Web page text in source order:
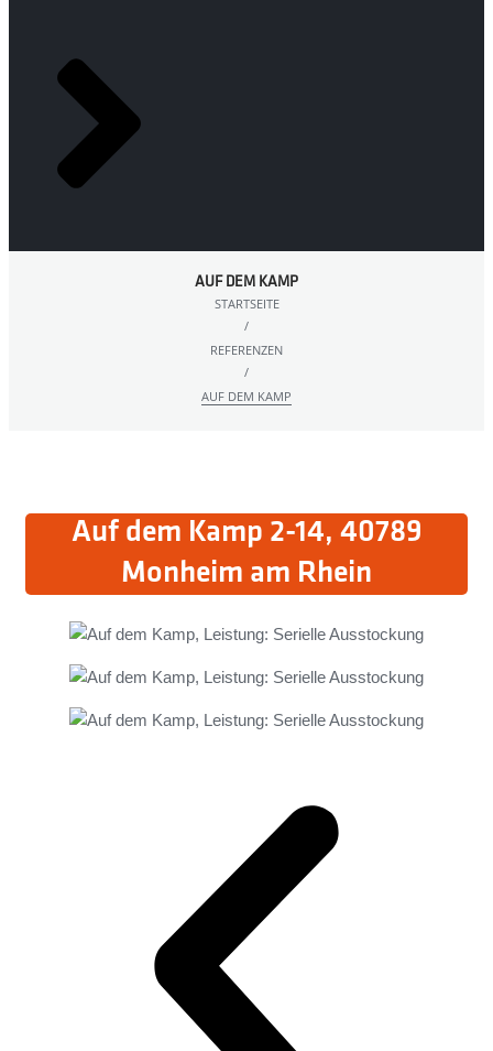
AUF DEM KAMP
STARTSEITE
/
REFERENZEN
/
AUF DEM KAMP
Auf dem Kamp 2-14, 40789
Monheim am Rhein​